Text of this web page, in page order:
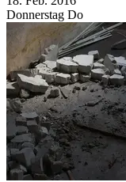
Donnerstag Do